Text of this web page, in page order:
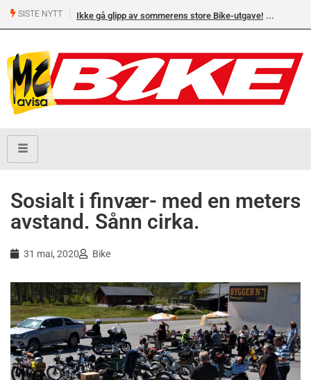
SISTE NYTT Ikke gå glipp av sommerens store Bike-utgave!
Sosialt i finvær- med en meters
avstand. Sånn cirka.
31 mai, 2020 Bike